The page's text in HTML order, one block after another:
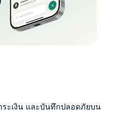
ะเงิน และบันทึกปลอดภัยบน